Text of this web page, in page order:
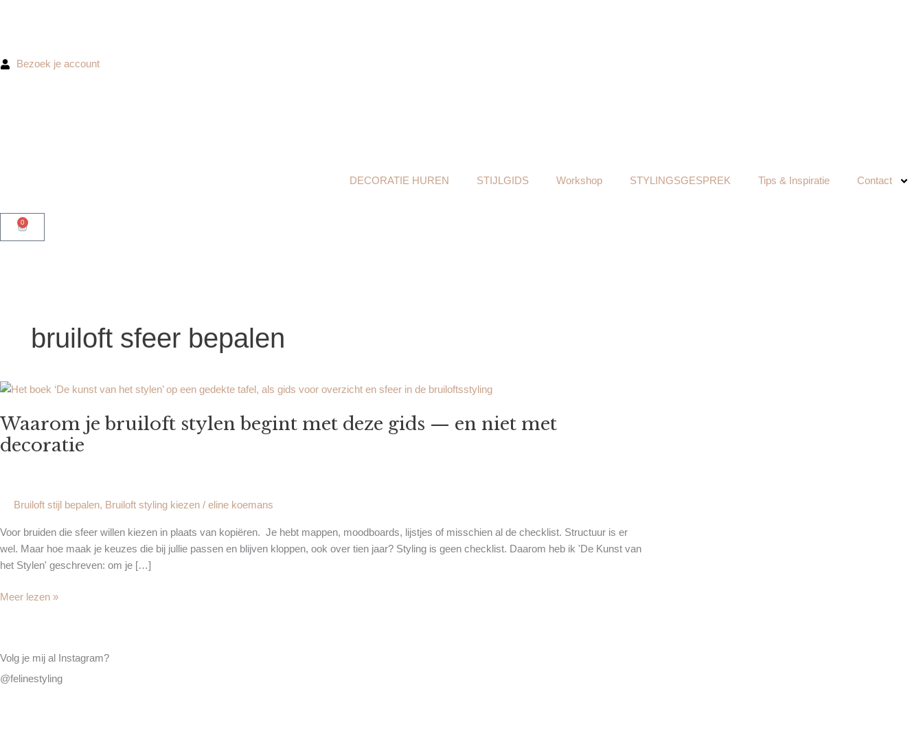
inhoud
Bezoek je account
DECORATIE HUREN STIJLGIDS Workshop STYLINGSGESPREK Tips & Inspiratie Contact
0
Winkelwagen
bruiloft sfeer bepalen
Waarom je bruiloft stylen begint met deze gids — en niet met
decoratie
Bruiloft stijl bepalen, Bruiloft styling kiezen / eline koemans
Voor bruiden die sfeer willen kiezen in plaats van kopiëren. Je hebt mappen, moodboards, lijstjes of misschien al de checklist. Structuur is er
wel. Maar hoe maak je keuzes die bij jullie passen en blijven kloppen, ook over tien jaar? Styling is geen checklist. Daarom heb ik 'De Kunst van
het Stylen' geschreven: om je […]
Waarom
bruiloft
stylen
begint
gids
en
niet
met
Meer lezen »
Volg je mij al Instagram?
@felinestyling